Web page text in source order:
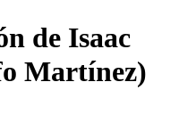
de Isaac
Martínez)